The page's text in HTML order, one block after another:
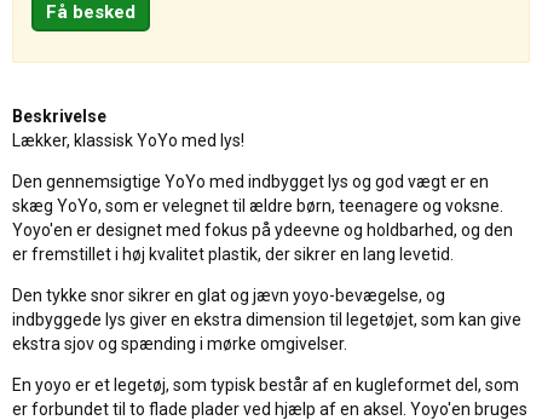
Beskrivelse
Lækker, klassisk YoYo med lys!
Den gennemsigtige YoYo med indbygget lys og god vægt er en
skæg YoYo, som er velegnet til ældre børn, teenagere og voksne.
Yoyo'en er designet med fokus på ydeevne og holdbarhed, og den
er fremstillet i høj kvalitet plastik, der sikrer en lang levetid.
Den tykke snor sikrer en glat og jævn yoyo-bevægelse, og
indbyggede lys giver en ekstra dimension til legetøjet, som kan give
ekstra sjov og spænding i mørke omgivelser.
En yoyo er et legetøj, som typisk består af en kugleformet del, som
er forbundet til to flade plader ved hjælp af en aksel. Yoyo'en bruges